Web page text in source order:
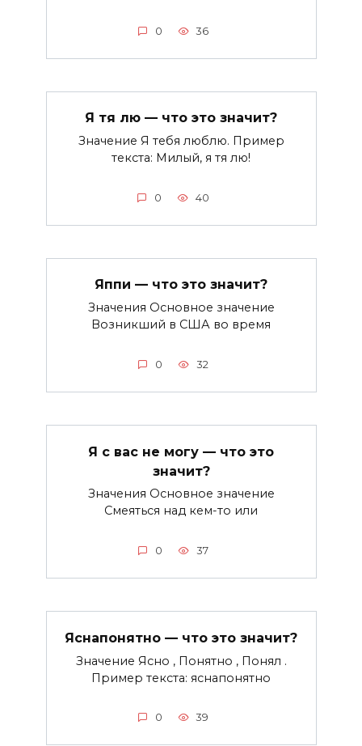
0 36
Я тя лю — что это значит?
Значение Я тебя люблю. Пример
текста: Милый, я тя лю!
0 40
Яппи — что это значит?
Значения Основное значение
Возникший в США во время
0 32
Я с вас не могу — что это
значит?
Значения Основное значение
Смеяться над кем-то или
0 37
Яснапонятно — что это значит?
Значение Ясно , Понятно , Понял .
Пример текста: яснапонятно
0 39